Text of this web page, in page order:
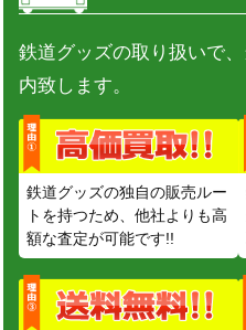
鉄道グッズの取り扱いで
内致します。
鉄道グッズの独自の販売ルー
トを持つため、他社よりも高
額な査定が可能です!!